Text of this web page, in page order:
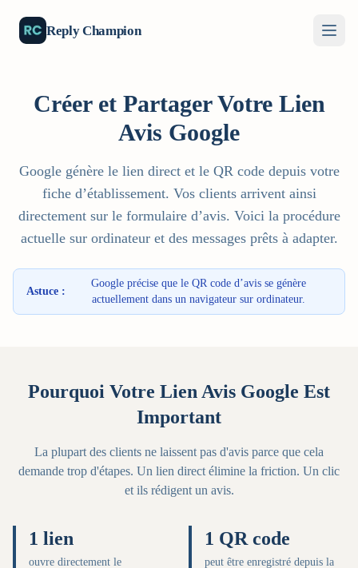
Reply Champion
Créer et Partager Votre Lien
Avis Google
Google génère le lien direct et le QR code depuis votre
fiche d’établissement. Vos clients arrivent ainsi
directement sur le formulaire d’avis. Voici la procédure
actuelle sur ordinateur et des messages prêts à adapter.
Astuce :
Google précise que le QR code d’avis se génère
actuellement dans un navigateur sur ordinateur.
Pourquoi Votre Lien Avis Google Est
Important
La plupart des clients ne laissent pas d'avis parce que cela
demande trop d'étapes. Un lien direct élimine la friction. Un clic
et ils rédigent un avis.
1 lien
ouvre directement le
1 QR code
peut être enregistré depuis la